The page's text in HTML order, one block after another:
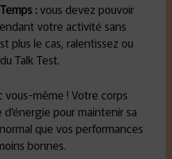
:vous devez pouvoir
votre activité sans
plus le cas, ralentissez ou
Talk Test.
vous-même ! Votre corps
pour maintenir sa
que vos performances
bonnes.